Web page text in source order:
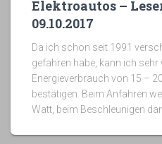
Elektroautos –
09.10.2017
Da ich schon seit 1991
gefahren habe, kann ich sehr
Energieverbrauch von 15 –
bestätigen. Beim Anfahren
Watt, beim Beschleunigen